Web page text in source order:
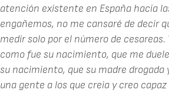
atención existente en España hacia
engañemos, no me cansaré de decir
medir solo por el número de
como fue su nacimiento, que me
su nacimiento, que su madre
una gente a los que creia y creo